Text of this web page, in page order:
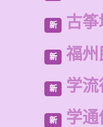
新 古
新 福州
新 学
新 学